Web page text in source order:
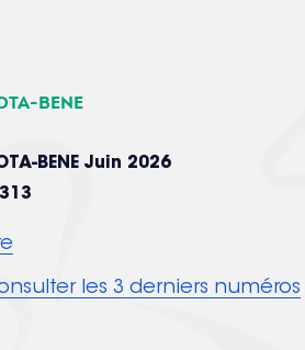
bene
BENE Juin 2026
les 3 derniers numéros